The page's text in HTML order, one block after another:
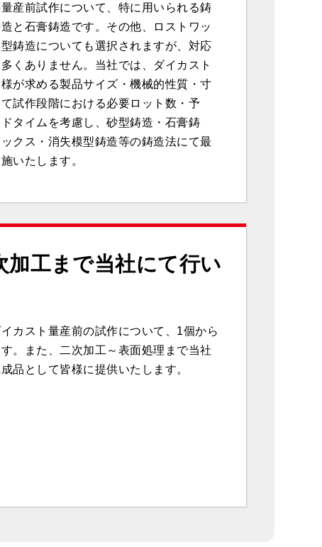
産前試作について、特に用いられる鋳
と石膏鋳造です。その他、ロストワッ
鋳造についても選択されますが、対応
くありません。当社では、ダイカスト
が求める製品サイズ・機械的性質・寸
試作段階における必要ロット数・予
タイムを考慮し、砂型鋳造・石膏鋳
クス・消失模型鋳造等の鋳造法にて最
いたします。
加工まで当社にて行い
カスト量産前の試作について、1個から
。また、二次加工～表面処理まで当社
品として皆様に提供いたします。